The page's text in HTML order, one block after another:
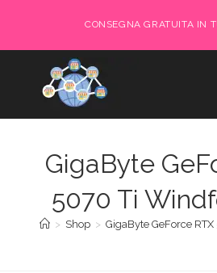
content
CONSEGNA GRATUITA IN
GigaByte
5070 Ti
> Shop > GigaByte GeForce